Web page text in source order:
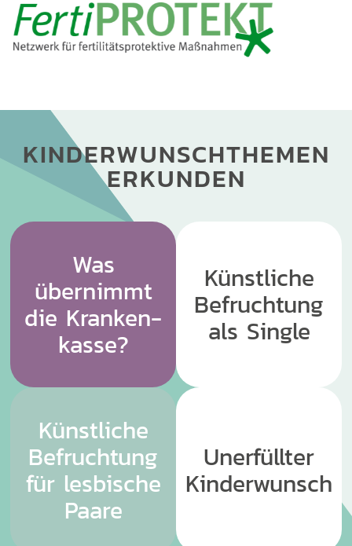
KINDERWUNSCHTHEMEN
ERKUNDEN
Was
übernimmt
die Kranken-
kasse?
Künstliche
Befruchtung
als Single
Künstliche
Befruchtung
für lesbische
Paare
Unerfüllter
Kinderwunsch